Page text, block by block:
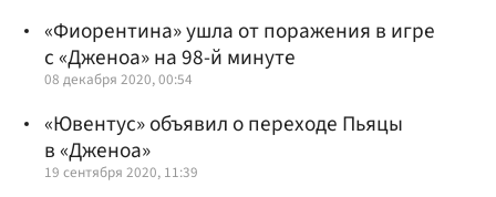
«Фиорентина» ушла от поражения в игре
с «Дженоа» на 98-й минуте
08 декабря 2020, 00:54
«Ювентус» объявил о переходе Пьяцы
в «Дженоа»
19 сентября 2020, 11:39